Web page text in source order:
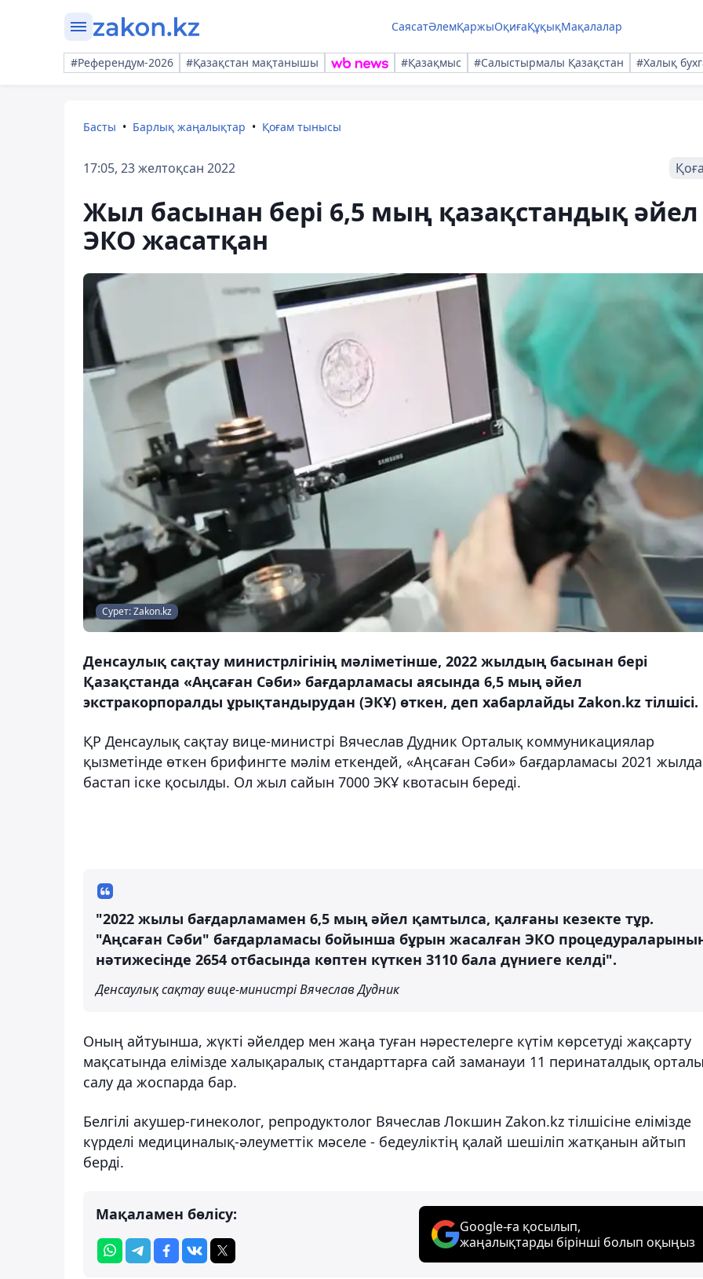
СаясатӘлемҚаржыОқиғаҚұқықМақалалар
#Референдум-2026 #Қазақстан мақтанышы #Қазақмыс #Салыстырмалы Қазақстан #Халық
Басты Барлық жаңалықтар Қоғам тынысы
17:05, 23 желтоқсан 2022
Жыл басынан бері 6,5 мың қазақстандық әйел
ЭКО жасатқан
Сурет: Zakon.kz
Денсаулық сақтау министрлігінің мәліметінше, 2022 жылдың басынан бері
Қазақстанда «Аңсаған Сәби» бағдарламасы аясында 6,5 мың әйел
экстракорпоралды ұрықтандырудан (ЭКҰ) өткен, деп хабарлайды Zakon.kz тілшісі.
ҚР Денсаулық сақтау вице-министрі Вячеслав Дудник Орталық коммуникациялар
қызметінде өткен брифингте мәлім еткендей, «Аңсаған Сәби» бағдарламасы 2021
бастап іске қосылды. Ол жыл сайын 7000 ЭКҰ квотасын береді.
"2022 жылы бағдарламамен 6,5 мың әйел қамтылса, қалғаны кезекте тұр.
"Аңсаған Сәби" бағдарламасы бойынша бұрын жасалған ЭКО
нәтижесінде 2654 отбасында көптен күткен 3110 бала дүниеге келді".
Денсаулық сақтау вице-министрі Вячеслав Дудник
Оның айтуынша, жүкті әйелдер мен жаңа туған нәрестелерге күтім көрсетуді жақсарту
мақсатында елімізде халықаралық стандарттарға сай заманауи 11 перинаталдық
салу да жоспарда бар.
Белгілі акушер-гинеколог, репродуктолог Вячеслав Локшин Zakon.kz тілшісіне елімізде
күрделі медициналық-әлеуметтік мәселе - бедеуліктің қалай шешіліп жатқанын айтып
берді.
Мақаламен бөлісу:
Google-ға қосылып,
жаңалықтарды бірінші болып оқыңыз